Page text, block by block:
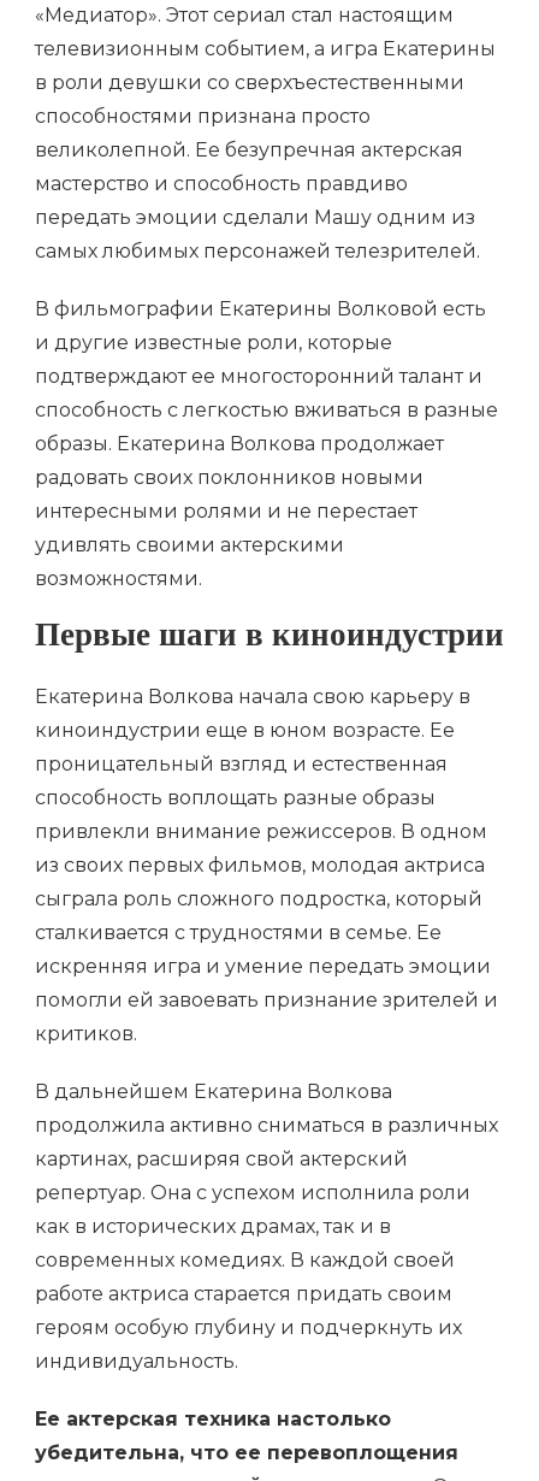
«Медиатор». Этот сериал стал настоящим
телевизионным событием, а игра Екатерины
в роли девушки со сверхъестественными
способностями признана просто
великолепной. Ее безупречная актерская
мастерство и способность правдиво
передать эмоции сделали Машу одним из
самых любимых персонажей телезрителей.
В фильмографии Екатерины Волковой есть
и другие известные роли, которые
подтверждают ее многосторонний талант и
способность с легкостью вживаться в разные
образы. Екатерина Волкова продолжает
радовать своих поклонников новыми
интересными ролями и не перестает
удивлять своими актерскими
возможностями.
Первые шаги в киноиндустрии
Екатерина Волкова начала свою карьеру в
киноиндустрии еще в юном возрасте. Ее
проницательный взгляд и естественная
способность воплощать разные образы
привлекли внимание режиссеров. В одном
из своих первых фильмов, молодая актриса
сыграла роль сложного подростка, который
сталкивается с трудностями в семье. Ее
искренняя игра и умение передать эмоции
помогли ей завоевать признание зрителей и
критиков.
В дальнейшем Екатерина Волкова
продолжила активно сниматься в различных
картинах, расширяя свой актерский
репертуар. Она с успехом исполнила роли
как в исторических драмах, так и в
современных комедиях. В каждой своей
работе актриса старается придать своим
героям особую глубину и подчеркнуть их
индивидуальность.
Ее актерская техника настолько
убедительна, что ее перевоплощения